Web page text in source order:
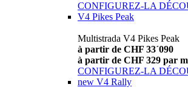
CONFIGUREZ-LA
V4 Pikes Peak
Multistrada V4 Pikes Peak
à partir de CHF 33´090
à partir de CHF 329 par
CONFIGUREZ-LA
new V4 Rally